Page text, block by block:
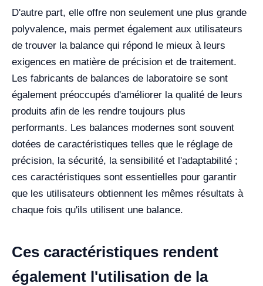
D'autre part, elle offre non seulement une plus grande
polyvalence, mais permet également aux utilisateurs
de trouver la balance qui répond le mieux à leurs
exigences en matière de précision et de traitement.
Les fabricants de balances de laboratoire se sont
également préoccupés d'améliorer la qualité de leurs
produits afin de les rendre toujours plus
performants. Les balances modernes sont souvent
dotées de caractéristiques telles que le réglage de
précision, la sécurité, la sensibilité et l'adaptabilité ;
ces caractéristiques sont essentielles pour garantir
que les utilisateurs obtiennent les mêmes résultats à
chaque fois qu'ils utilisent une balance.
Ces caractéristiques rendent
également l'utilisation de la